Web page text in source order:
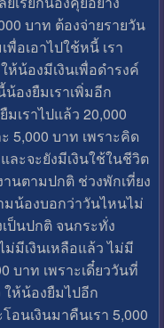
บาท ต้องจ่ายรายวัน
พื่อเอาไปใช้หนี้ เรา
ห้น้องมีเงินเพื่อดำรงค์
องยืมเราเพิ่มอีก
เราไปแล้ว 20,000
5,000 บาท เพราะคิด
ละจะยังมีเงินใช้ในชีวิต
นตามปกติ ช่วงพักเที่ยง
มน้องบอกว่าวันไหนไม่
ป็นปกติ จนกระทั่ง
มีเงินเหลือแล้ว ไม่มี
บาท เพราะเดี๋ยววันที่
ให้น้องยืมไปอีก
นเงินมาคืนเรา 5,000